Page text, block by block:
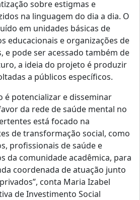
sobre estigmas e
na linguagem do dia a dia. O
em unidades básicas de
educacionais e organizações de
e pode ser acessado também de
a ideia do projeto é produzir
a públicos específicos.
é potencializar e disseminar
da rede de saúde mental no
está focado na
de transformação social, como
profissionais de saúde e
da comunidade acadêmica, para
coordenada de atuação junto
conta Maria Izabel
de Investimento Social